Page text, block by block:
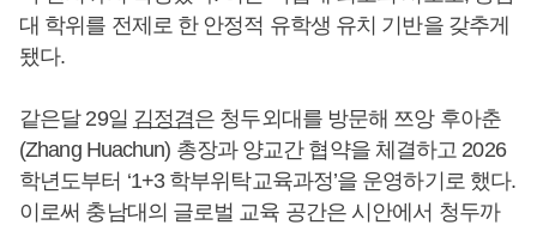
대 학위를 전제로 한 안정적 유학생 유치 기반을 갖추게
됐다.
같은달 29일 김정겸은 청두외대를 방문해 쯔앙 후아춘
(Zhang Huachun) 총장과 양교간 협약을 체결하고 2026
학년도부터 ‘1+3 학부위탁교육과정’을 운영하기로 했다.
이로써 충남대의 글로벌 교육 공간은 시안에서 청두까